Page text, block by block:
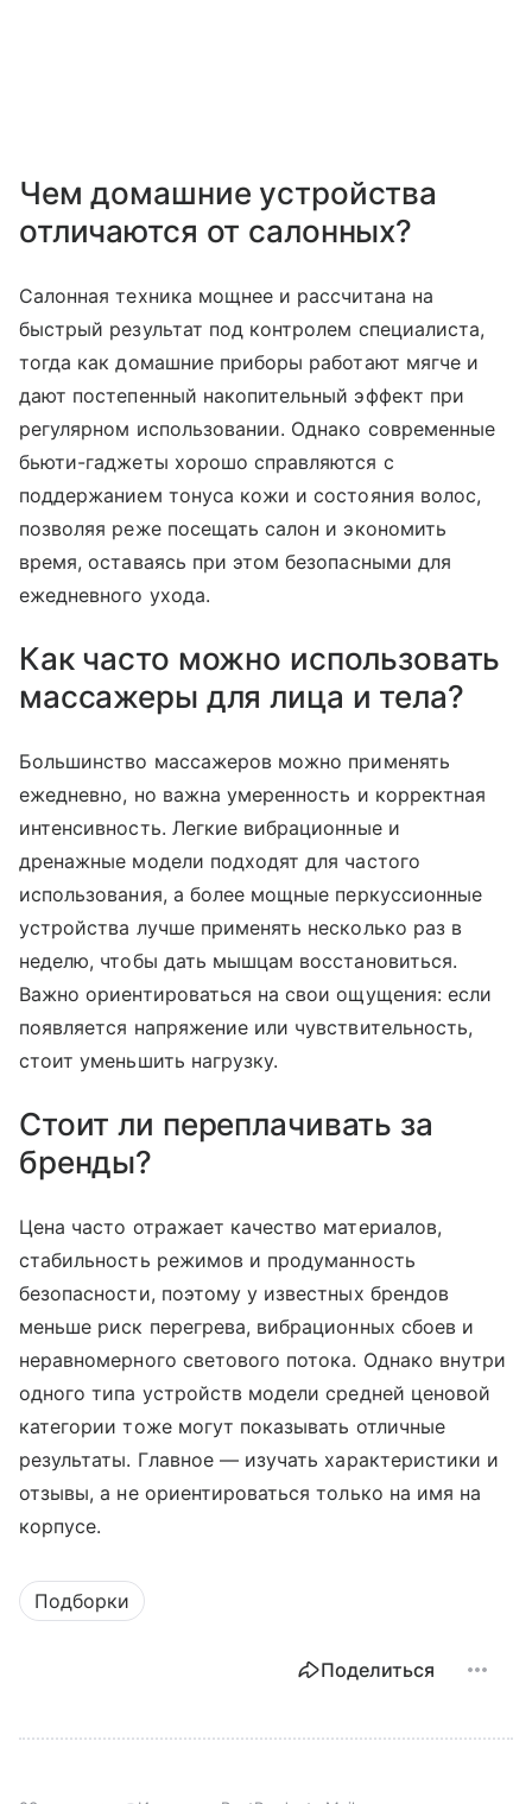
Чем домашние устройства
отличаются от салонных?
Салонная техника мощнее и рассчитана на
быстрый результат под контролем специалиста,
тогда как домашние приборы работают мягче и
дают постепенный накопительный эффект при
регулярном использовании. Однако современные
бьюти-гаджеты хорошо справляются с
поддержанием тонуса кожи и состояния волос,
позволяя реже посещать салон и экономить
время, оставаясь при этом безопасными для
ежедневного ухода.
Как часто можно использовать
массажеры для лица и тела?
Большинство массажеров можно применять
ежедневно, но важна умеренность и корректная
интенсивность. Легкие вибрационные и
дренажные модели подходят для частого
использования, а более мощные перкуссионные
устройства лучше применять несколько раз в
неделю, чтобы дать мышцам восстановиться.
Важно ориентироваться на свои ощущения: если
появляется напряжение или чувствительность,
стоит уменьшить нагрузку.
Стоит ли переплачивать за
бренды?
Цена часто отражает качество материалов,
стабильность режимов и продуманность
безопасности, поэтому у известных брендов
меньше риск перегрева, вибрационных сбоев и
неравномерного светового потока. Однако внутри
одного типа устройств модели средней ценовой
категории тоже могут показывать отличные
результаты. Главное — изучать характеристики и
отзывы, а не ориентироваться только на имя на
корпусе.
Подборки
Поделиться